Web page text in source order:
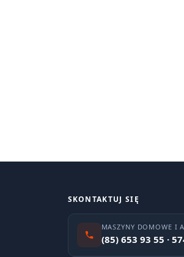
SKONTAKTUJ SIĘ
MASZYNY DOMOWE I
(85) 653 93 55 ·